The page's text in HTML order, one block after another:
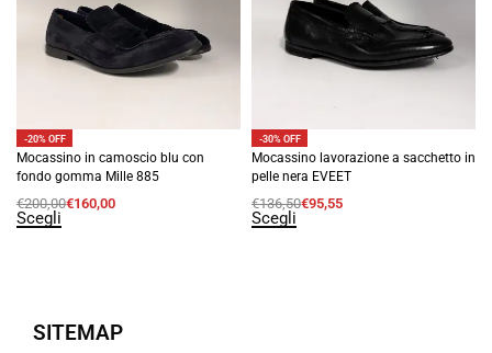
-20% OFF
Mocassino in camoscio blu con
fondo gomma Mille 885
€200,00€160,00
Scegli
-30% OFF
Mocassino lavorazione a sacchetto in
pelle nera EVEET
€136,50€95,55
Scegli
SITEMAP